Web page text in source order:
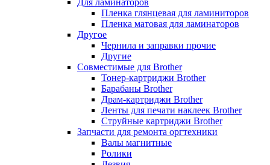
Для ламинаторов
Пленка глянцевая для ламиниторов
Пленка матовая для ламинаторов
Другое
Чернила и заправки прочие
Другие
Совместимые для Brother
Тонер-картриджи Brother
Барабаны Brother
Драм-картриджи Brother
Ленты для печати наклеек Brother
Струйные картриджи Brother
Запчасти для ремонта оргтехники
Валы магнитные
Ролики